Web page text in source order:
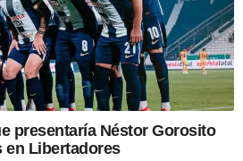
presentaría Néstor Gorosito
en Libertadores